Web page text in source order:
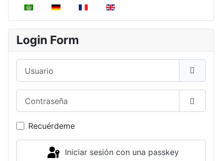
Seleccione su idioma
Login Form
Recuérdeme
Iniciar sesión con una passkey